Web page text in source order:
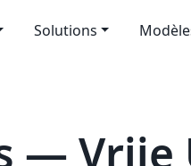
Solutions
—